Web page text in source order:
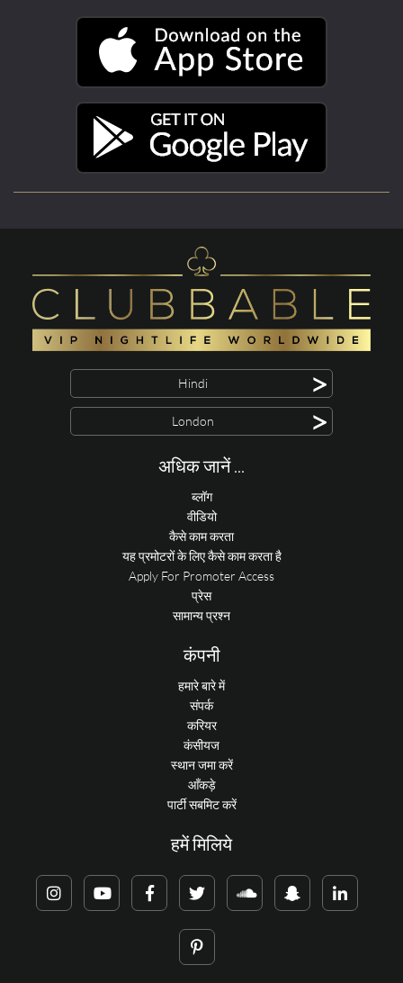
Hindi >
London >
अधिक जानें ...
ब्लॉग
वीडियो
कैसे काम करता
यह प्रमोटरों के लिए कैसे काम करता है
Apply For Promoter Access
प्रेस
सामान्य प्रश्न
कंपनी
हमारे बारे में
संपर्क
करियर
कंसीयज
स्थान जमा करें
आँकड़े
पार्टी सबमिट करें
हमें मिलिये